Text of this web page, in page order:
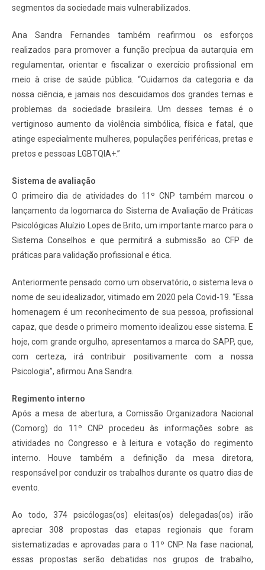
segmentos da sociedade mais vulnerabilizados.
Ana Sandra Fernandes também reafirmou os esforços
realizados para promover a função precípua da autarquia em
regulamentar, orientar e fiscalizar o exercício profissional em
meio à crise de saúde pública. “Cuidamos da categoria e da
nossa ciência, e jamais nos descuidamos dos grandes temas e
problemas da sociedade brasileira. Um desses temas é o
vertiginoso aumento da violência simbólica, física e fatal, que
atinge especialmente mulheres, populações periféricas, pretas e
pretos e pessoas LGBTQIA+.”
Sistema de avaliação
O primeiro dia de atividades do 11º CNP também marcou o
lançamento da logomarca do Sistema de Avaliação de Práticas
Psicológicas Aluízio Lopes de Brito, um importante marco para o
Sistema Conselhos e que permitirá a submissão ao CFP de
práticas para validação profissional e ética.
Anteriormente pensado como um observatório, o sistema leva o
nome de seu idealizador, vitimado em 2020 pela Covid-19. “Essa
homenagem é um reconhecimento de sua pessoa, profissional
capaz, que desde o primeiro momento idealizou esse sistema. E
hoje, com grande orgulho, apresentamos a marca do SAPP, que,
com certeza, irá contribuir positivamente com a nossa
Psicologia”, afirmou Ana Sandra.
Regimento interno
Após a mesa de abertura, a Comissão Organizadora Nacional
(Comorg) do 11º CNP procedeu às informações sobre as
atividades no Congresso e à leitura e votação do regimento
interno. Houve também a definição da mesa diretora,
responsável por conduzir os trabalhos durante os quatro dias de
evento.
Ao todo, 374 psicólogas(os) eleitas(os) delegadas(os) irão
apreciar 308 propostas das etapas regionais que foram
sistematizadas e aprovadas para o 11º CNP. Na fase nacional,
essas propostas serão debatidas nos grupos de trabalho,